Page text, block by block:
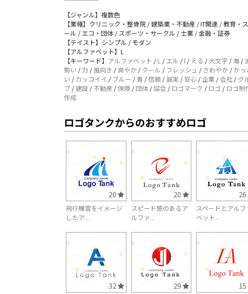
【ジャンル】複数色
【業種】クリニック・整骨院 / 建築業・不動産 / IT関連 / 教育・
ール / エコ・団体 / スポーツ・サークル / 士業 / 金融・証券
【テイスト】シンプル / モダン
【アルファベット】L
【キーワード】 アルファベット /L / エル /l / える /大文字 / 海 /
勢い /力 / 風向き /爽やか / クール / フレッシュ / さわやか / かっ
い / カッコイイ / ブルー / 青 /信頼 / 誠実 / 安心 / 企業 / 会社 / グ
プ /建設 / 不動産 /保険 /団体 /協会 / ロゴマーク / ロゴ / ロゴ制
作成
ロゴタンクからのおすすめロゴ
20
飛行機雲をイメージ
したア...
20
スピード感のあるア
ルファ...
26
スペードとアルフ
ベット...
32 29 15